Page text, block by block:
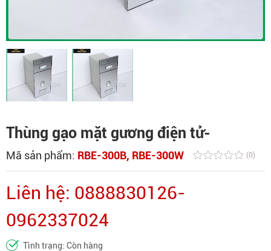
Thùng gạo mặt gương điện tử-
Mã sản phẩm: RBE-300B, RBE-300W (0)
Liên hệ: 0888830126-
0962337024
Tình trạng: Còn hàng